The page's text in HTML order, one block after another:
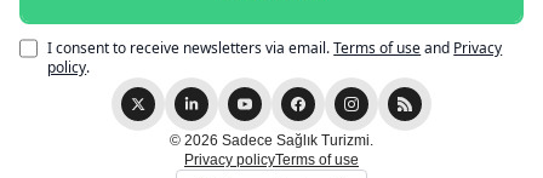
I consent to receive newsletters via email.Terms of useand Privacy
policy.
© 2026 Sadece Sağlık Turizmi.
Privacy policyTerms of use